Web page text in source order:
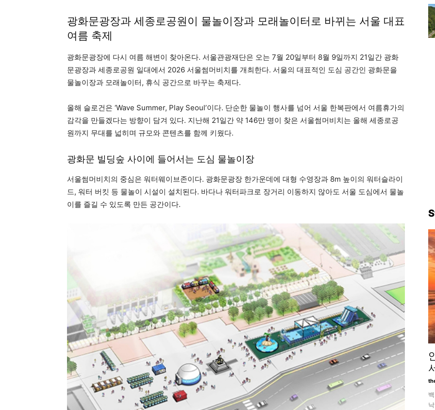
광화문광장과 세종로공원이 물놀이장과 모래놀이터로 바뀌는 서울 대표
여름 축제
광화문광장에 다시 여름 해변이 찾아온다. 서울관광재단은 오는 7월 20일부터 8월 9일까지 21일간 광화
문광장과 세종로공원 일대에서 2026 서울썸머비치를 개최한다. 서울의 대표적인 도심 공간인 광화문을
물놀이장과 모래놀이터, 휴식 공간으로 바꾸는 축제다.
올해 슬로건은 ‘Wave Summer, Play Seoul’이다. 단순한 물놀이 행사를 넘어 서울 한복판에서 여름휴가의
감각을 만들겠다는 방향이 담겨 있다. 지난해 21일간 약 146만 명이 찾은 서울썸머비치는 올해 세종로공
원까지 무대를 넓히며 규모와 콘텐츠를 함께 키웠다.
광화문 빌딩숲 사이에 들어서는 도심 물놀이장
서울썸머비치의 중심은 워터웨이브존이다. 광화문광장 한가운데에 대형 수영장과 8m 높이의 워터슬라이
드, 워터 버킷 등 물놀이 시설이 설치된다. 바다나 워터파크로 장거리 이동하지 않아도 서울 도심에서 물놀
이를 즐길 수 있도록 만든 공간이다.